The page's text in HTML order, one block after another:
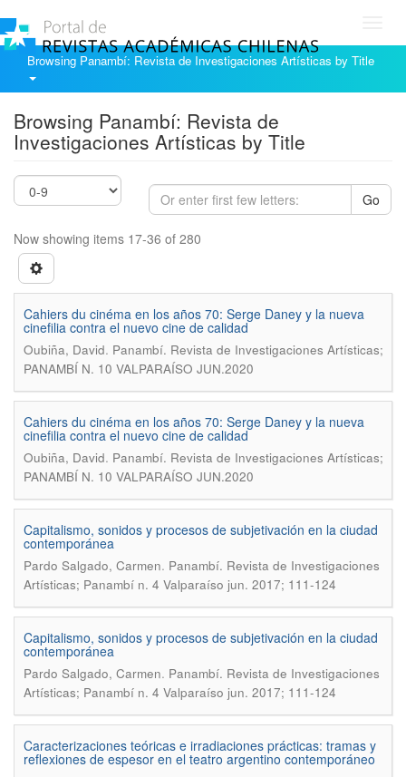
Browsing Panambí: Revista de Investigaciones Artísticas by Title
Browsing Panambí: Revista de
Investigaciones Artísticas by Title
Go
Now showing items 17-36 of 280
Cahiers du cinéma en los años 70: Serge Daney y la nueva
cinefilia contra el nuevo cine de calidad
Oubiña, David. Panambí. Revista de Investigaciones Artísticas;
PANAMBÍ N. 10 VALPARAÍSO JUN.2020
Cahiers du cinéma en los años 70: Serge Daney y la nueva
cinefilia contra el nuevo cine de calidad
Oubiña, David. Panambí. Revista de Investigaciones Artísticas;
PANAMBÍ N. 10 VALPARAÍSO JUN.2020
Capitalismo, sonidos y procesos de subjetivación en la ciudad
contemporánea
Pardo Salgado, Carmen. Panambí. Revista de Investigaciones
Artísticas; Panambí n. 4 Valparaíso jun. 2017; 111-124
Capitalismo, sonidos y procesos de subjetivación en la ciudad
contemporánea
Pardo Salgado, Carmen. Panambí. Revista de Investigaciones
Artísticas; Panambí n. 4 Valparaíso jun. 2017; 111-124
Caracterizaciones teóricas e irradiaciones prácticas: tramas y
reflexiones de espesor en el teatro argentino contemporáneo